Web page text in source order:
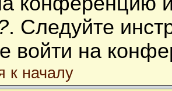
. Следуйте
войти на
к началу